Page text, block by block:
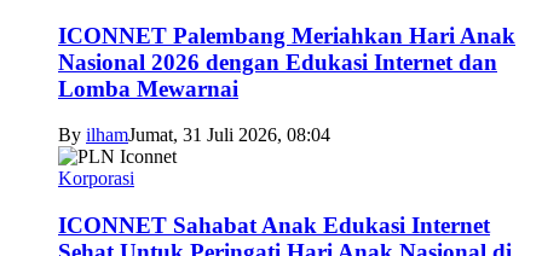
ICONNET Palembang Meriahkan Hari Anak
Nasional 2026 dengan Edukasi Internet dan
Lomba Mewarnai
By ilhamJumat, 31 Juli 2026, 08:04
Korporasi
ICONNET Sahabat Anak Edukasi Internet